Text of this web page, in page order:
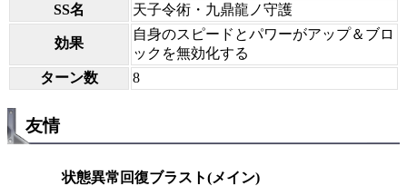
SS名 天子令術・九鼎龍ノ守護
効果
自身のスピードとパワーがアップ＆ブロ
ックを無効化する
ターン数
8
友情
状態異常回復ブラスト(メイン)